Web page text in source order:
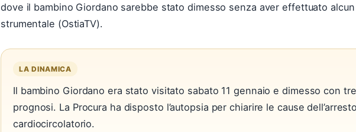
dove il bambino Giordano sarebbe stato dimesso senza aver effettuato alcun
strumentale (OstiaTV).
LA DINAMICA
Il bambino Giordano era stato visitato sabato 11 gennaio e dimesso con
prognosi. La Procura ha disposto l’autopsia per chiarire le cause dell’arresto
cardiocircolatorio.